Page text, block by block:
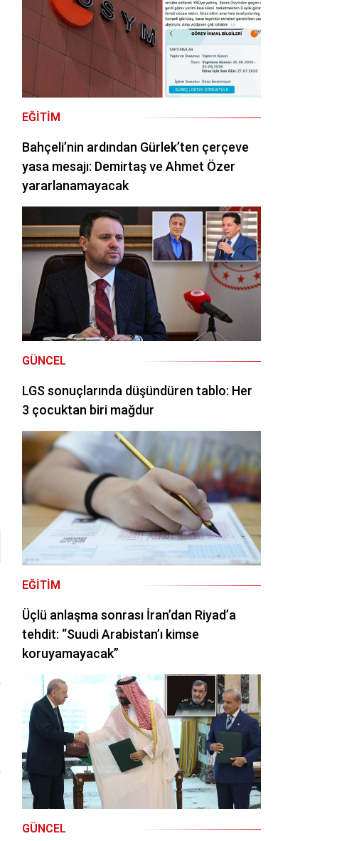
EĞITIM
Bahçeli’nin ardından Gürlek’ten çerçeve
yasa mesajı: Demirtaş ve Ahmet Özer
yararlanamayacak
GÜNCEL
LGS sonuçlarında düşündüren tablo: Her
3 çocuktan biri mağdur
EĞITIM
Üçlü anlaşma sonrası İran’dan Riyad’a
tehdit: “Suudi Arabistan’ı kimse
koruyamayacak”
GÜNCEL